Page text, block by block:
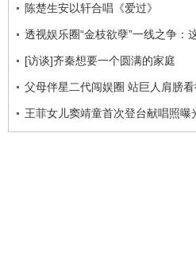
陈楚生安以轩合唱《爱过》
透视娱乐圈“金枝欲孽”一线之争：
[访谈]齐秦想要一个圆满的家庭
父母伴星二代闯娱圈 站巨人肩膀
王菲女儿窦靖童首次登台献唱照曝